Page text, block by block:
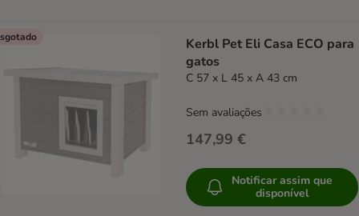
Kerbl Pet Eli Casa ECO para
gatos
C 57 x L 45 x A 43 cm
147,99 €
Sem avaliações
Notificar assim que
disponível